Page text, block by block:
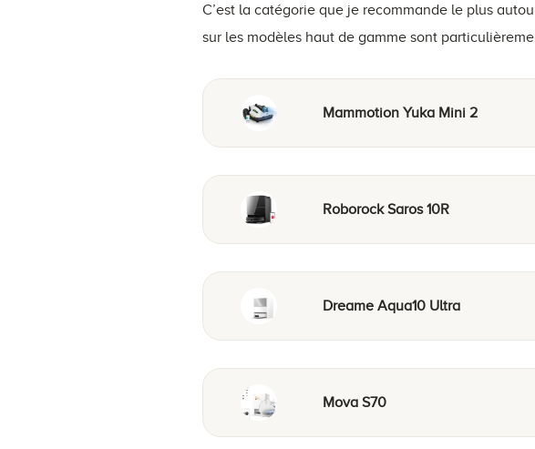
C’est la catégorie que je recommande le plus
sur les modèles haut de gamme sont
Mammotion Yuka Mini 2
Roborock Saros 10R
Dreame Aqua10 Ultra
Mova S70